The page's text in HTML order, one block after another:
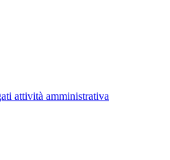
attività amministrativa